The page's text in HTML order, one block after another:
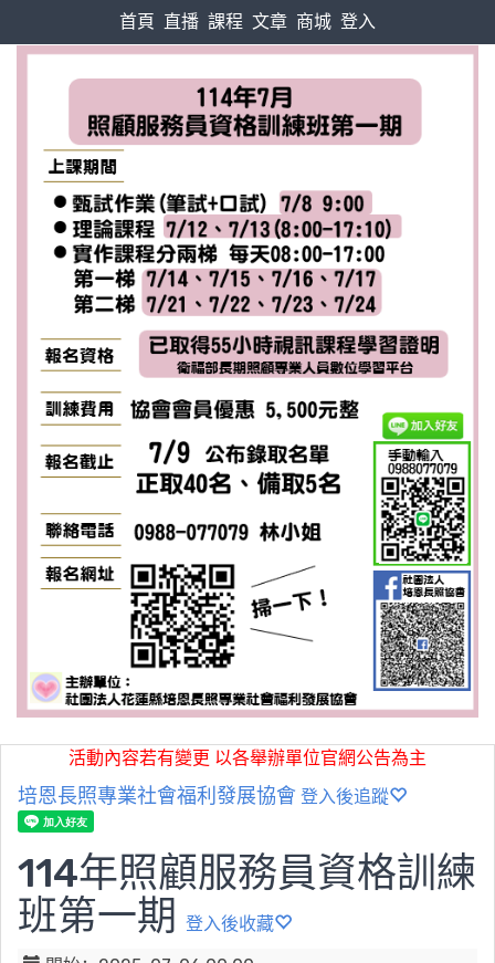
首頁 直播 課程 文章 商城 登入
活動內容若有變更 以各舉辦單位官網公告為主
培恩長照專業社會福利發展協會 登入後追蹤
114年照顧服務員資格訓練
班第一期
登入後收藏